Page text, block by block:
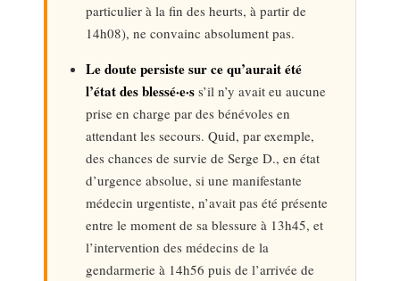
particulier à la fin des heurts, à partir de
14h08), ne convainc absolument pas.
Le doute persiste sur ce qu’aurait été
l’état des blessé·e·ss’il n’y avait eu aucune
prise en charge par des bénévoles en
attendant les secours. Quid, par exemple,
des chances de survie de Serge D., en état
d’urgence absolue, si une manifestante
médecin urgentiste, n’avait pas été présente
entre le moment de sa blessure à 13h45, et
l’intervention des médecins de la
gendarmerie à 14h56 puis de l’arrivée de